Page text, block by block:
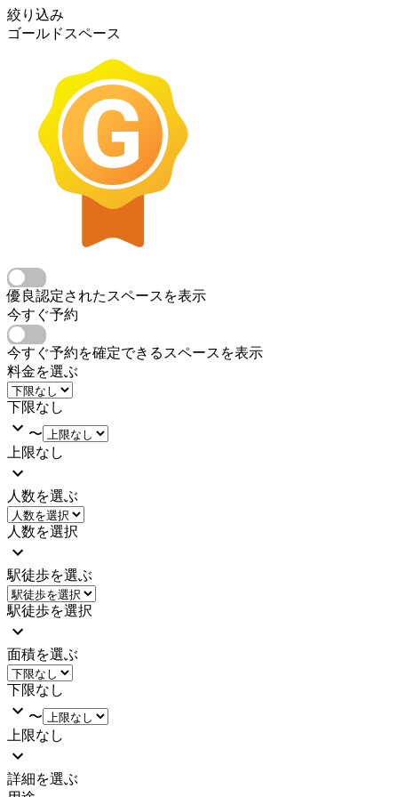
絞り込み
ゴールドスペース
優良認定されたスペースを表示
今すぐ予約
今すぐ予約を確定できるスペースを表示
料金を選ぶ
下限なし
〜
上限なし
人数を選ぶ
人数を選択
駅徒歩を選ぶ
駅徒歩を選択
面積を選ぶ
下限なし
〜
上限なし
詳細を選ぶ